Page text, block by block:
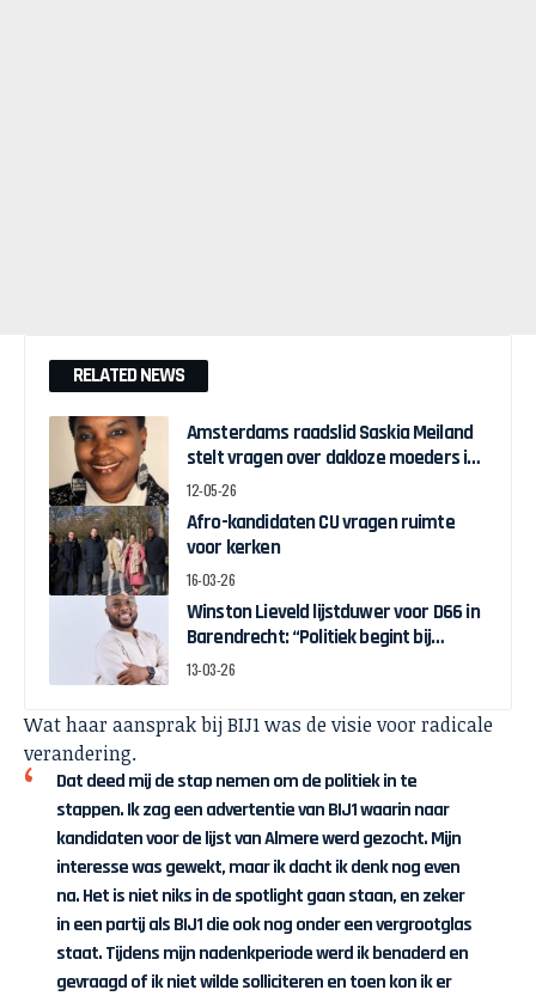
RELATED NEWS
Amsterdams raadslid Saskia Meiland
stelt vragen over dakloze moeders in
Zuidoost
12-05-26
Afro-kandidaten CU vragen ruimte
voor kerken
16-03-26
Winston Lieveld lijstduwer voor D66 in
Barendrecht: “Politiek begint bij
betrokkenheid”
13-03-26
Wat haar aansprak bij BIJ1 was de visie voor radicale
verandering.
Dat deed mij de stap nemen om de politiek in te
stappen. Ik zag een advertentie van BIJ1 waarin naar
kandidaten voor de lijst van Almere werd gezocht. Mijn
interesse was gewekt, maar ik dacht ik denk nog even
na. Het is niet niks in de spotlight gaan staan, en zeker
in een partij als BIJ1 die ook nog onder een vergrootglas
staat. Tijdens mijn nadenkperiode werd ik benaderd en
gevraagd of ik niet wilde solliciteren en toen kon ik er